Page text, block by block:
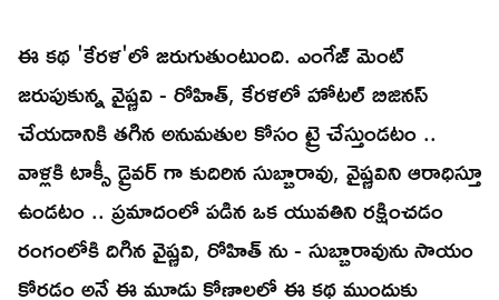
ఈ కథ 'కేరళ'లో జరుగుతుంటుంది. ఎంగేజ్ మెంట్
జరుపుకున్న వైష్ణవి - రోహిత్, కేరళలో హోటల్ బిజినస్
చేయడానికి తగిన అనుమతుల కోసం ట్రై చేస్తుండటం ..
వాళ్లకి టాక్సీ డ్రైవర్ గా కుదిరిన సుబ్బారావు, వైష్ణవిని ఆరాధిస్తూ
ఉండటం .. ప్రమాదంలో పడిన ఒక యువతిని రక్షించడం
రంగంలోకి దిగిన వైష్ణవి, రోహిత్ ను - సుబ్బారావును సాయం
కోరడం అనే ఈ మూడు కోణాలలో ఈ కథ ముందుకు